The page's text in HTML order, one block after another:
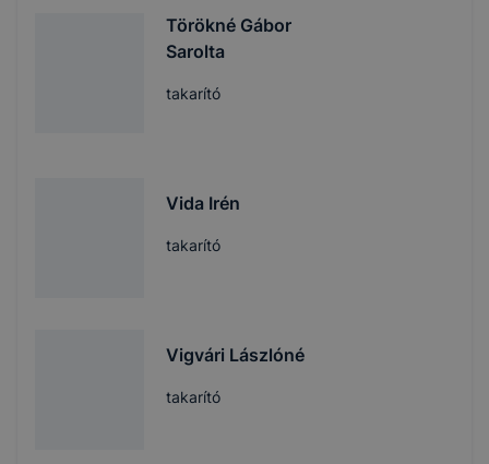
Törökné Gábor
Sarolta
takarító
Vida Irén
takarító
Vigvári Lászlóné
takarító